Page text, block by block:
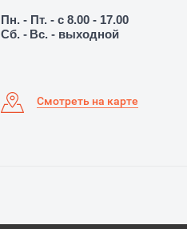
Пн. - Пт. - с 8.00 - 17.00
Сб. - Вс. - выходной
Смотреть на карте